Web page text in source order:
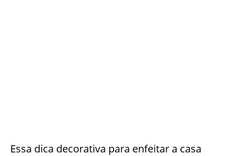
Essa dica decorativa para enfeitar a casa